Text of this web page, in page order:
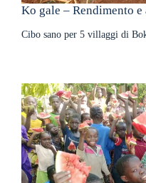
Ko gale – Rendimento
Cibo sano per 5 villaggi di